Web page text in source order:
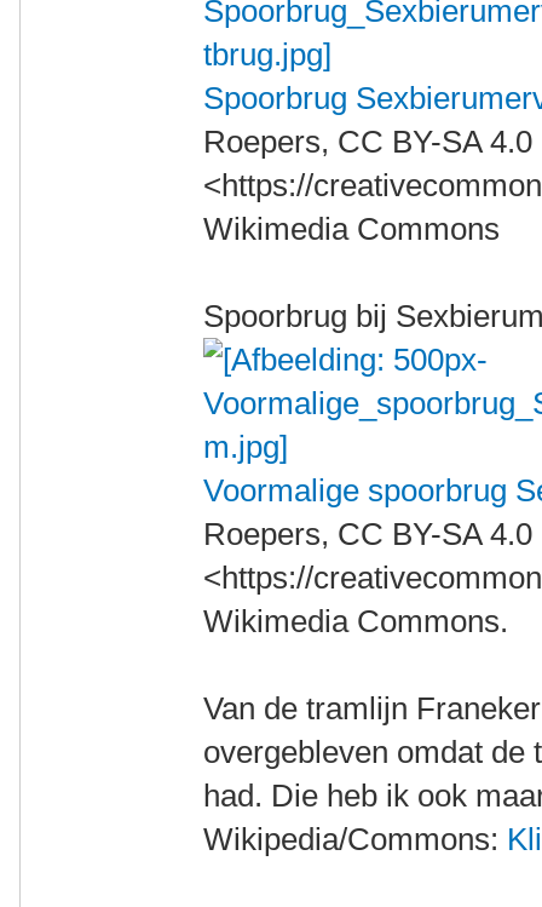
Spoorbrug
Roepers, CC BY-SA 4.0
<https://
Wikimedia Commons
Spoorbrug bij
Voormalige spoorbrug
Roepers, CC BY-SA 4.0
<https://
Wikimedia Commons.
Van de tramlijn
overgebleven omdat de
had. Die heb ik ook
Wikipedia/Commons: